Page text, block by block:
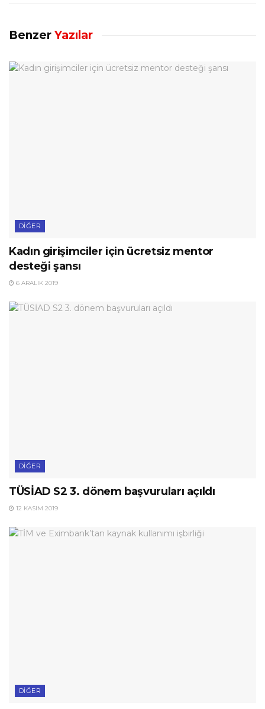
Benzer Yazılar
DIĞER
Kadın girişimciler için ücretsiz mentor
desteği şansı
6 ARALIK 2019
DIĞER
TÜSİAD S2 3. dönem başvuruları açıldı
12 KASIM 2019
DIĞER